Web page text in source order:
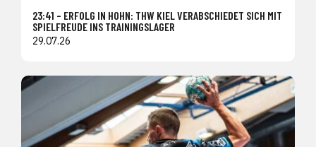
23:41 – ERFOLG IN HOHN: THW KIEL VERABSCHIEDET SICH MIT
SPIELFREUDE INS TRAININGSLAGER
29.07.26